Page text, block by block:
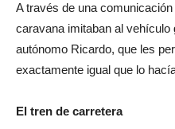
A través de una
caravana imitaban al vehículo
autónomo Ricardo, que les
exactamente igual que lo
El tren de carretera